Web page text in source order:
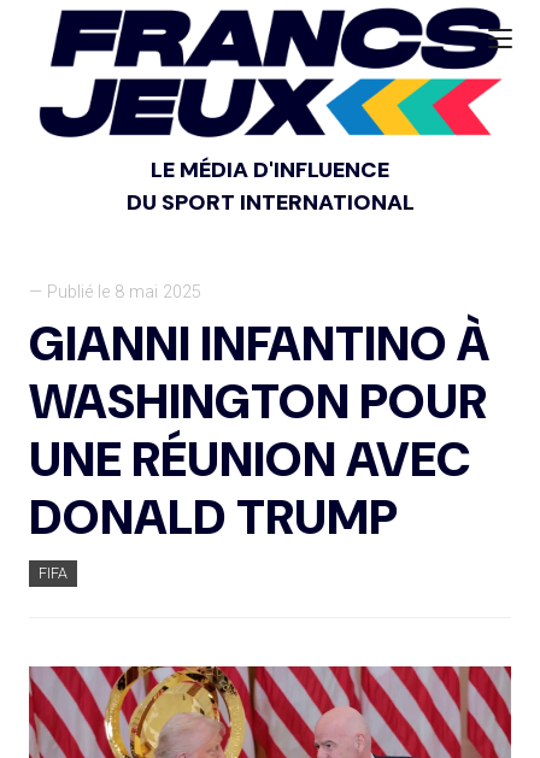
LE MÉDIA D'INFLUENCE
DU SPORT INTERNATIONAL
— Publié le 8 mai 2025
GIANNI INFANTINO À
WASHINGTON POUR
UNE RÉUNION AVEC
DONALD TRUMP
FIFA